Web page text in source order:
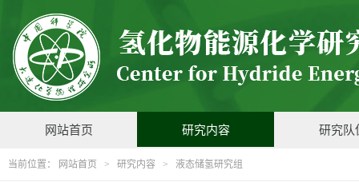
网站首页 研究内容 研究队
当前位置： 网站首页 > 研究内容 > 液态储氢研究组